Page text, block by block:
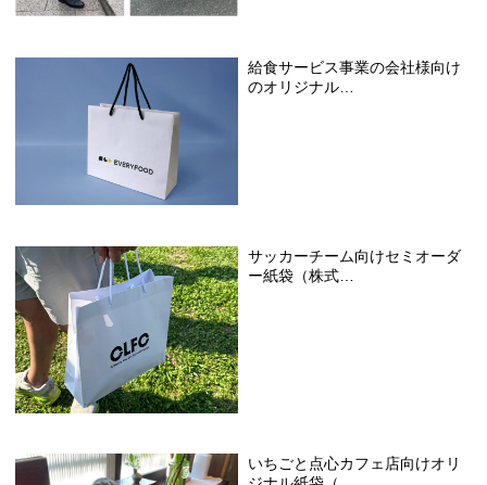
給食サービス事業の会社様向け
のオリジナル…
サッカーチーム向けセミオーダ
ー紙袋（株式…
いちごと点心カフェ店向けオリ